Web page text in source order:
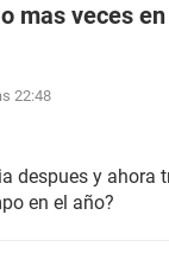
mas veces
22:48
despues y ahora
en el año?